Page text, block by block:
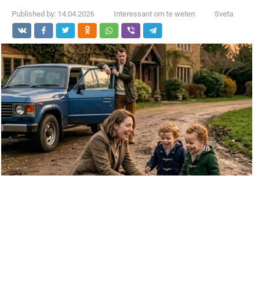
Published by: 14.04.2026 Interessant om te weten Sveta